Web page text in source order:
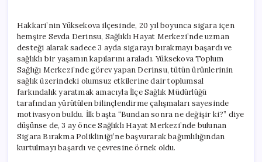
Ayda
Yenmeyi
Başardı:
Hemşire
Sevda’nın
Başarı
Hikayesi
için
Hakkari’nin Yüksekova ilçesinde, 20 yıl boyunca sigara içen
hemşire Sevda Derinsu, Sağlıklı Hayat Merkezi’nde uzman
desteği alarak sadece 3 ayda sigarayı bırakmayı başardı ve
sağlıklı bir yaşamın kapılarını araladı. Yüksekova Toplum
Sağlığı Merkezi’nde görev yapan Derinsu, tütün ürünlerinin
sağlık üzerindeki olumsuz etkilerine dair toplumsal
farkındalık yaratmak amacıyla İlçe Sağlık Müdürlüğü
tarafından yürütülen bilinçlendirme çalışmaları sayesinde
motivasyon buldu. İlk başta “Bundan sonra ne değişir ki?” diye
düşünse de, 3 ay önce Sağlıklı Hayat Merkezi’nde bulunan
Sigara Bırakma Polikliniği’ne başvurarak bağımlılığından
kurtulmayı başardı ve çevresine örnek oldu.